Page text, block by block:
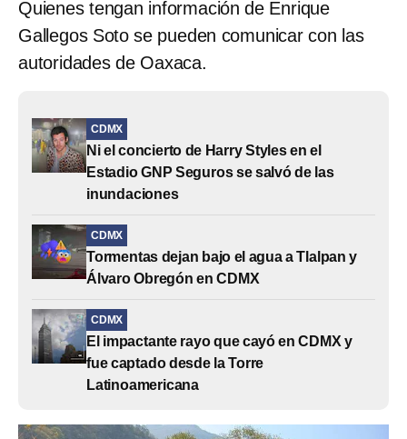
Quienes tengan información de Enrique
Gallegos Soto se pueden comunicar con las
autoridades de Oaxaca.
CDMX
Ni el concierto de Harry Styles en el
Estadio GNP Seguros se salvó de las
inundaciones
CDMX
Tormentas dejan bajo el agua a Tlalpan y
Álvaro Obregón en CDMX
CDMX
El impactante rayo que cayó en CDMX y
fue captado desde la Torre
Latinoamericana